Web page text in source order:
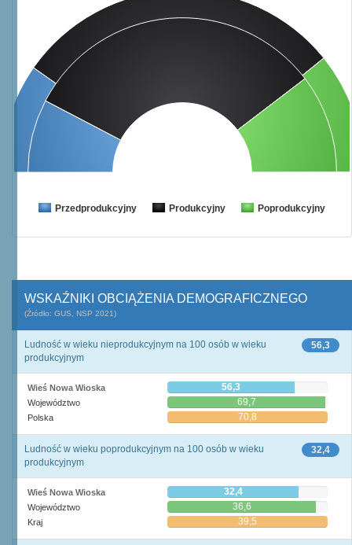
Przedprodukcyjny Produkcyjny Poprodukcyjny
WSKAŹNIKI OBCIĄŻENIA DEMOGRAFICZNEGO
(Źródło: GUS, NSP 2021)
56,3
Ludność w wieku nieprodukcyjnym na 100 osób w wieku
produkcyjnym
Wieś Nowa Wioska 56,3
Województwo 69,7
Polska 70,8
32,4
Ludność w wieku poprodukcyjnym na 100 osób w wieku
produkcyjnym
Wieś Nowa Wioska 32,4
Województwo 36,6
Kraj 39,5